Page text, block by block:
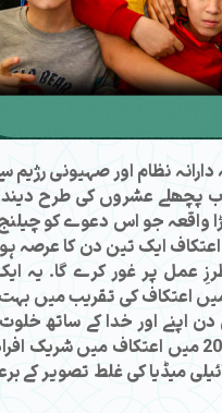
نظام اور صہیونی رژیم
پچھلے عشروں کی طرح
جو اس دعوے کو چیلنج
اعتکاف ایک تین دن کا
طرزِ عمل پر غور کرے
اعتکاف کی تقریب میں بہت
اور خدا کے ساتھ خلوت
میڈیا کی غلط تصویر کے